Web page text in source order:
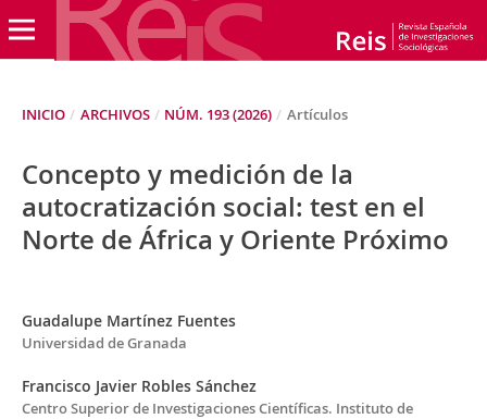
INICIO / ARCHIVOS / NÚM. 193 (2026) / Artículos
Concepto y medición de la
autocratización social: test en el
Norte de África y Oriente Próximo
Guadalupe Martínez Fuentes
Universidad de Granada
Francisco Javier Robles Sánchez
Centro Superior de Investigaciones Científicas. Instituto de